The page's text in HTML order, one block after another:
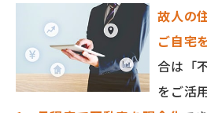
故人の
ご自宅
合は「
をご活